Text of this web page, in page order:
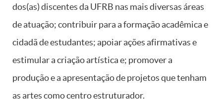
dos(as) discentes da UFRB nas mais diversas áreas
de atuação; contribuir para a formação acadêmica e
cidadã de estudantes; apoiar ações afirmativas e
estimular a criação artística e; promover a
produção e a apresentação de projetos que tenham
as artes como centro estruturador.